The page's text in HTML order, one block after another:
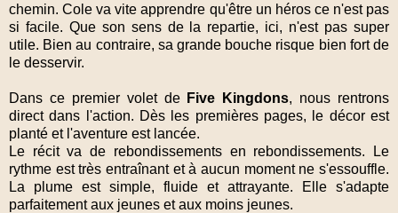
chemin. Cole va vite apprendre qu'être un héros ce n'est pas
si facile. Que son sens de la repartie, ici, n'est pas super
utile. Bien au contraire, sa grande bouche risque bien fort de
le desservir.
Dans ce premier volet deFive Kingdons, nous rentrons
direct dans l'action. Dès les premières pages, le décor est
planté et l'aventure est lancée.
Le récit va de rebondissements en rebondissements. Le
rythme est très entraînant et à aucun moment ne s'essouffle.
La plume est simple, fluide et attrayante. Elle s'adapte
parfaitement aux jeunes et aux moins jeunes.